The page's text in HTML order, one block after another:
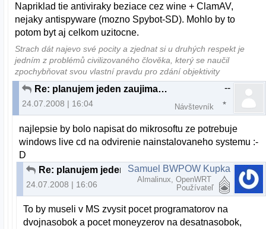
Napriklad tie antiviraky beziace cez wine + ClamAV,
nejaky antispyware (mozno Spybot-SD). Mohlo by to
potom byt aj celkom uzitocne.
Strach dát najevo své pocity a zjednat si u druhých respekt je
jedním z problémů civilizovaného člověka, který se naučil
zpochybňovat svou vlastní pravdu pro zdání objektivity
Re: planujem jeden zaujimavy projekt...
24.07.2008 | 16:04
--
Návštevník
najlepsie by bolo napisat do mikrosoftu ze potrebuje
windows live cd na odvirenie nainstalovaneho systemu :-
D
Re: planujem jeden zaujimavy projekt...
24.07.2008 | 16:06
Samuel BWPOW Kupka
Almalinux, OpenWRT
Používateľ
To by museli v MS zvysit pocet programatorov na
dvojnasobok a pocet moneyzerov na desatnasobok,